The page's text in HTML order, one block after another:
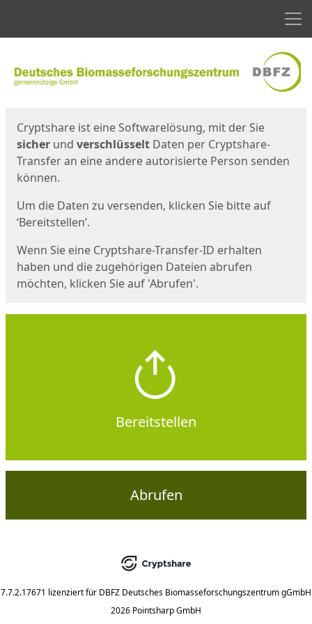
Cryptshare ist eine Softwarelösung, mit der Sie
sicher und verschlüsselt Daten per Cryptshare-
Transfer an eine andere autorisierte Person senden
können.
Um die Daten zu versenden, klicken Sie bitte auf
‘Bereitstellen’.
Wenn Sie eine Cryptshare-Transfer-ID erhalten
haben und die zugehörigen Dateien abrufen
möchten, klicken Sie auf 'Abrufen'.
Bereitstellen
Abrufen
7.7.2.17671 lizenziert für DBFZ Deutsches Biomasseforschungszentrum gGmbH
2026 Pointsharp GmbH